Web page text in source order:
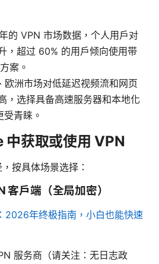
的 VPN 市场数据，个人用户对
，超过 60% 的用户倾向使用带
案。
欧洲市场对低延迟视频流和网页
，选择具备高速服务器和本地化
青睐。
中获取或使用 VPN
按具体场景选择：
客户端（全局加密）
2026年终极指南，小白也能快速
服务商（请关注：无日志政